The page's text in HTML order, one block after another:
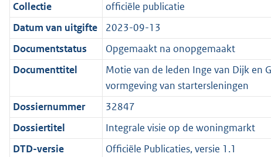
i
e
i
n
o
r
m
a
3
6
K
b
t
i
e
i
f
o
r
m
:
7
K
b
a
t
i
e
n
f
o
r
e
:
3
K
c
a
t
i
i
n
f
o
t
e
:
6
b
d
s
g
r
o
o
t
e
n
d
s
g
r
o
t
t
Collectie
officiële publicatie
Datum van uitgifte
2023-09-13
Documentstatus
Opgemaakt na onopgemaakt
Documenttitel
Motie van de leden Inge van Dijk en
vormgeving van startersleningen
Dossiernummer
32847
Dossiertitel
Integrale visie op de woningmarkt
DTD-versie
Officiële Publicaties, versie 1.1